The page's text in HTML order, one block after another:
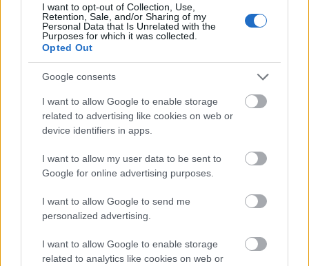
I want to opt-out of Collection, Use,
Retention, Sale, and/or Sharing of my
Personal Data that Is Unrelated with the
Purposes for which it was collected.
Opted Out
Google consents
I want to allow Google to enable storage
related to advertising like cookies on web or
device identifiers in apps.
I want to allow my user data to be sent to
Google for online advertising purposes.
I want to allow Google to send me
personalized advertising.
I want to allow Google to enable storage
related to analytics like cookies on web or
A Duna vízszintje 20 centimétert is
emelkedhet a következő napokban
a magyarok